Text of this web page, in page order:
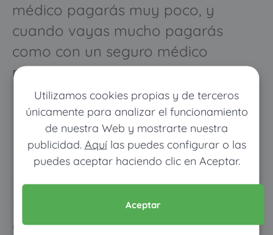
Utilizamos cookies propias y de terceros
únicamente para analizar el funcionamiento
de nuestra Web y mostrarte nuestra
publicidad. Aquílas puedes configurar o las
puedes aceptar haciendo clic en Aceptar.
Aceptar
médico pagarás muy poco, y
cuando vayas mucho pagarás
como con un seguro médico
normal
Pon tus datos y descubre
cuánto dinero ahorrarías